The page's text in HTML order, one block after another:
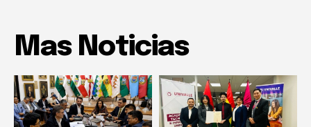
Mas Noticias